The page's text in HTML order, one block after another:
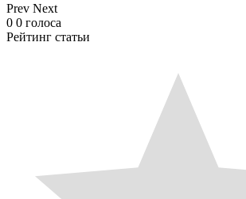
Prev Next
0 0 голоса
Рейтинг статьи